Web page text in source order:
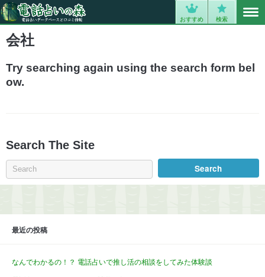
おすすめ 検索
会社
Try searching again using the search form bel
ow.
Search The Site
最近の投稿
なんでわかるの！？ 電話占いで推し活の相談をしてみた体験談